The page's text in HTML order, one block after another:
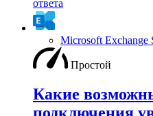
ответа
Microsoft Exchange
Простой
Какие